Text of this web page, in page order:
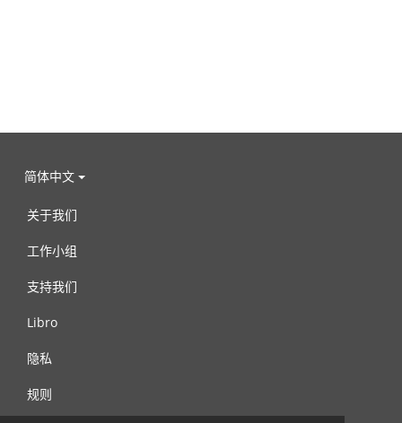
简体中文
关于我们
工作小组
支持我们
Libro
隐私
规则